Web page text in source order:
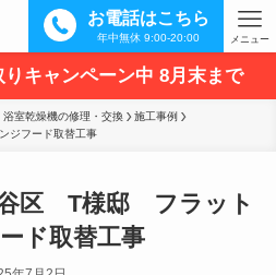
お電話はこちら
年中無休 9:00-20:00 メニュー
りキャンペーン中 8月末まで
室乾燥機の修理・交換
施工事例
ジフード取替工事
区 T様邸 フラット
ド取替工事